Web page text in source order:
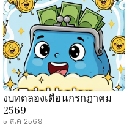
งบทดลองเดือนกรกฎาคม
2569
5 ส.ค 2569